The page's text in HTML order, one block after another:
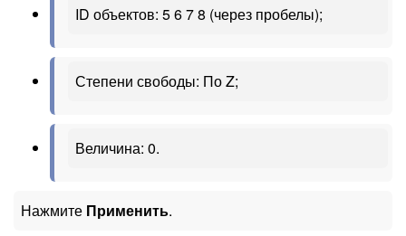
ID объектов: 5 6 7 8 (через пробелы);
Степени свободы: По Z;
Величина: 0.
Нажмите Применить.